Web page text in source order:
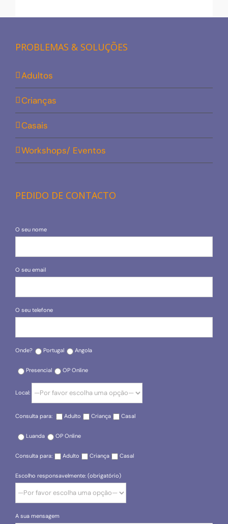
PROBLEMAS & SOLUÇÕES
Adultos
Crianças
Casais
Workshops/ Eventos
PEDIDO DE CONTACTO
O seu nome
O seu email
O seu telefone
Onde? Portugal Angola
Presencial OP Online
Local:
Consulta para: Adulto Criança Casal
Luanda OP Online
Consulta para: Adulto Criança Casal
Escolho responsavelmente: (obrigatório)
A sua mensagem